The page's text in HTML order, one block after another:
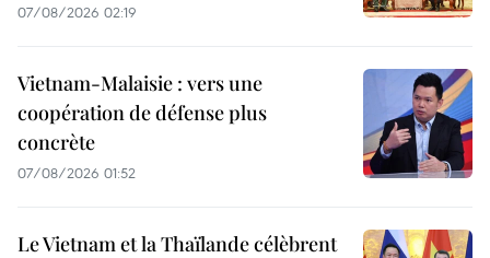
07/08/2026 02:19
Vietnam-Malaisie : vers une
coopération de défense plus
concrète
07/08/2026 01:52
Le Vietnam et la Thaïlande célèbrent